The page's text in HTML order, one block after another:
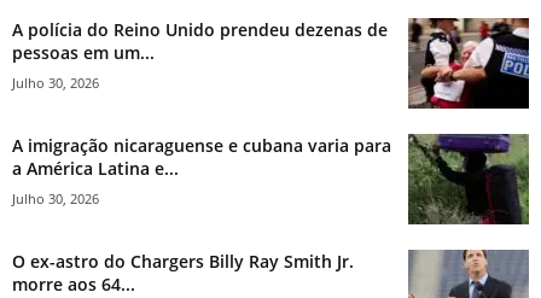
A polícia do Reino Unido prendeu dezenas de
pessoas em um...
Julho 30, 2026
A imigração nicaraguense e cubana varia para
a América Latina e...
Julho 30, 2026
O ex-astro do Chargers Billy Ray Smith Jr.
morre aos 64...